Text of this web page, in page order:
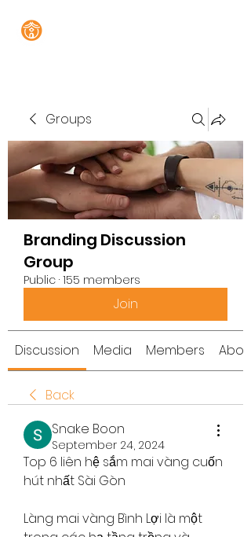
Groups
Branding Discussion
Group
Public · 155 members
Join
Discussion Media Members About
Back
Snake Boon
September 24, 2024
Top 6 liên hệ sắm mai vàng cuốn
hút nhất Sài Gòn
Làng mai vàng Bình Lợi là một